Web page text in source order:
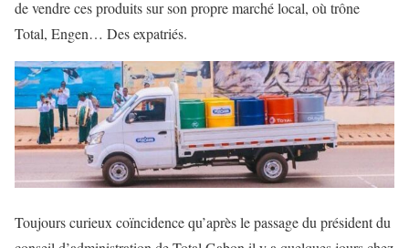
de vendre ces produits sur son propre marché local, où trône
Total, Engen… Des expatriés.
Toujours curieux coïncidence qu’après le passage du président du